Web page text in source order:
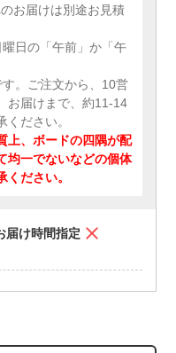
お届けは別途お見積
日の「午前」か「午
。ご注文から、10営
お届けまで、約11-14
ださい。
上、ボードの四隅が配
均一でないなどの個体
ださい。
届け時間指定